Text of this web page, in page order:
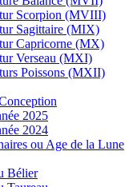
Scorpion (MVIII)
Sagittaire (MIX)
Capricorne (MX)
Verseau (MXI)
Poissons (MXII)
2025
2024
ou Age de la Lune
Bélier